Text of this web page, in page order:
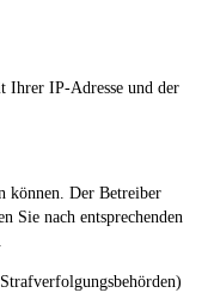
Ihrer IP-Adresse und der
können. Der Betreiber
Sie nach entsprechenden